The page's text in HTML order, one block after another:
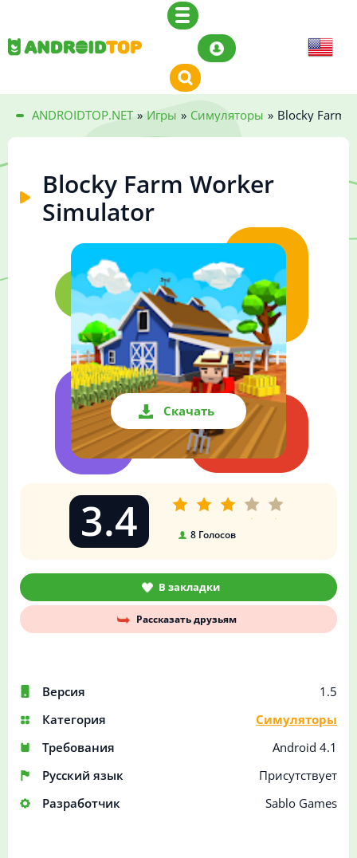
ANDROIDTOP.NET » Игры » Симуляторы » Blocky Farm
Blocky Farm Worker
Simulator
Скачать
Версия
1.5
Категория
Симуляторы
Требования
Android 4.1
Русский язык
Присутствует
Разработчик
Sablo Games
3.4 8Голосов
В закладки
Рассказать друзьям